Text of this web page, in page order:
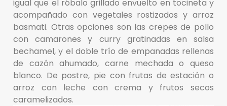
igual que el róbalo grillado envuelto en tocineta y
acompañado con vegetales rostizados y arroz
basmati. Otras opciones son las crepes de pollo
con camarones y curry gratinadas en salsa
bechamel, y el doble trío de empanadas rellenas
de cazón ahumado, carne mechada o queso
blanco. De postre, pie con frutas de estación o
arroz con leche con crema y frutos secos
caramelizados.